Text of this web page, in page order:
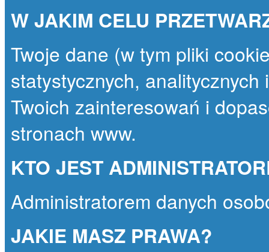
W JAKIM CELU
Twoje dane (w tym pliki
statystycznych,
Twoich zainteresowań i
stronach www.
KTO JEST
Administratorem danych
JAKIE MASZ PRAWA?